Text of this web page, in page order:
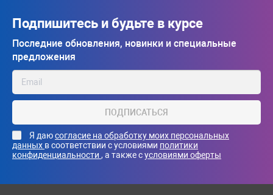
Подпишитесь и будьте в курсе
Последние обновления, новинки и специальные
предложения
ПОДПИСАТЬСЯ
Я даюсогласие на обработку моих персональных
данных в соответствии с условиями политики
конфиденциальности , а также сусловиями оферты